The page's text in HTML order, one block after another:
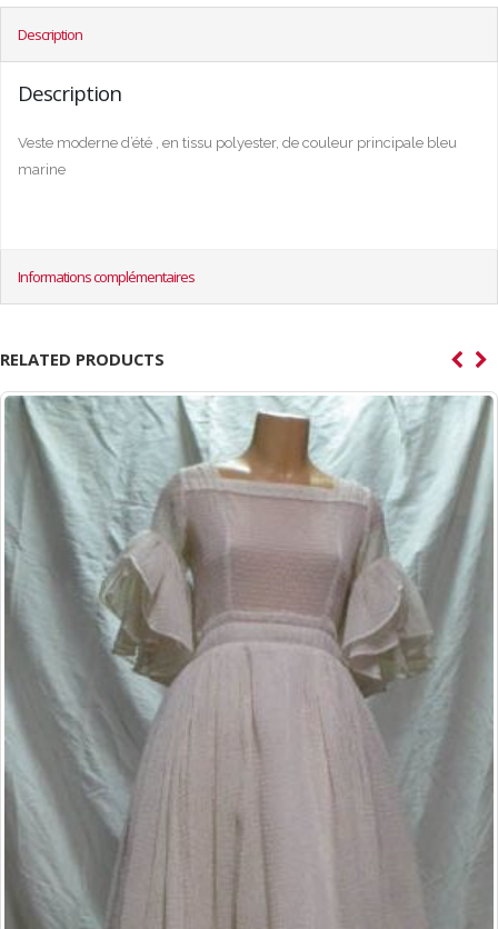
Description
Description
Veste moderne d’été , en tissu polyester, de couleur principale bleu
marine
Informations complémentaires
RELATED PRODUCTS